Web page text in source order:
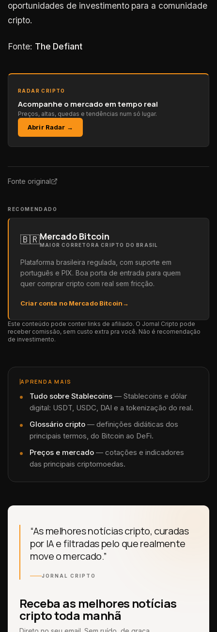
oportunidades de investimento para a comunidade
cripto.
Fonte: The Defiant
RADAR CRIPTO
Acompanhe o mercado em tempo real
Preços, altas, quedas e tendências num só lugar.
Abrir Radar →
Fonte original
RECOMENDADO
🇧🇷Mercado Bitcoin
MAIOR CORRETORA CRIPTO DO BRASIL
Plataforma brasileira regulada, com suporte em
português e PIX. Boa porta de entrada para quem
quer comprar cripto com real sem fricção.
Criar conta no Mercado Bitcoin→
Este conteúdo pode conter links de afiliado. O Jornal Cripto pode
receber comissão, sem custo extra pra você. Não é recomendação
de investimento.
APRENDA MAIS
Tudo sobre Stablecoins — Stablecoins e dólar
digital: USDT, USDC, DAI e a tokenização do real.
Glossário cripto — definições didáticas dos
principais termos, do Bitcoin ao DeFi.
Preços e mercado — cotações e indicadores
das principais criptomoedas.
“As melhores notícias cripto, curadas
por IA e filtradas pelo que realmente
move o mercado.”
JORNAL CRIPTO
Receba as melhores notícias
cripto toda manhã